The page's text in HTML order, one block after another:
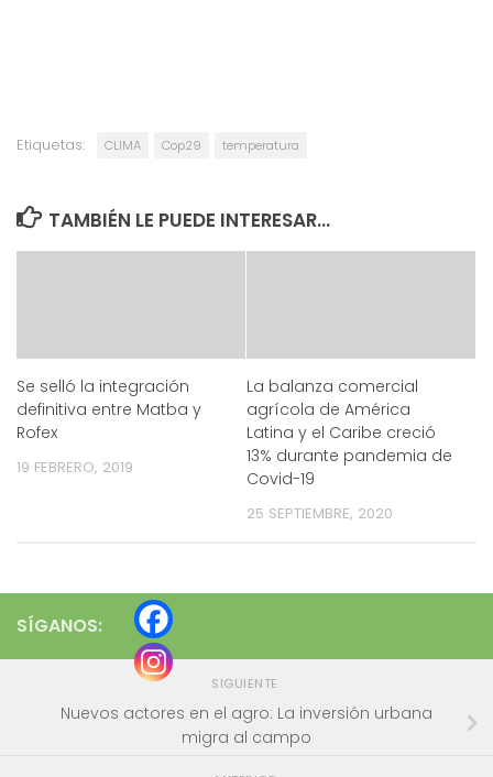
Etiquetas: CLIMA Cop29 temperatura
TAMBIÉN LE PUEDE INTERESAR...
Se selló la integración
definitiva entre Matba y
Rofex
19 FEBRERO, 2019
La balanza comercial
agrícola de América
Latina y el Caribe creció
13% durante pandemia de
Covid-19
25 SEPTIEMBRE, 2020
SÍGANOS:
SIGUIENTE
Nuevos actores en el agro: La inversión urbana
migra al campo